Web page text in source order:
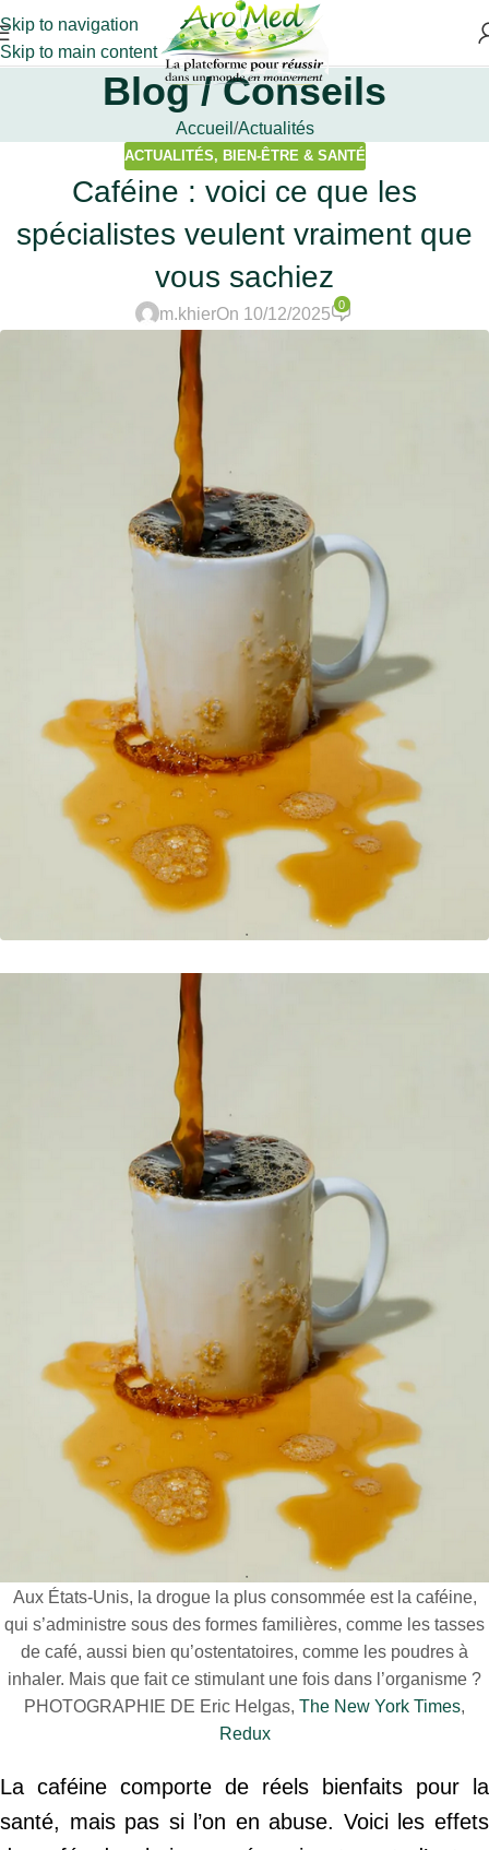
Skip to navigation
Skip to main content
Blog / Conseils
Accueil Actualités
ACTUALITÉS, BIEN-ÊTRE & SANTÉ
Caféine : voici ce que les
spécialistes veulent vraiment que
vous sachiez
m.khierOn 10/12/2025
0
Aux États-Unis, la drogue la plus consommée est la caféine,
qui s’administre sous des formes familières, comme les tasses
de café, aussi bien qu’ostentatoires, comme les poudres à
inhaler. Mais que fait ce stimulant une fois dans l’organisme ?
PHOTOGRAPHIE DE Eric Helgas, The New York Times,
Redux
La caféine comporte de réels bienfaits pour la
santé, mais pas si l’on en abuse. Voici les effets